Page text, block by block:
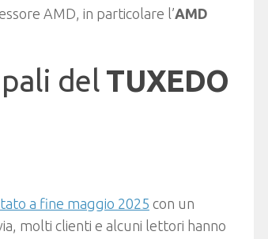
AMD, in particolare l’AMD
del TUXEDO
a fine maggio 2025 con un
molti clienti e alcuni lettori hanno